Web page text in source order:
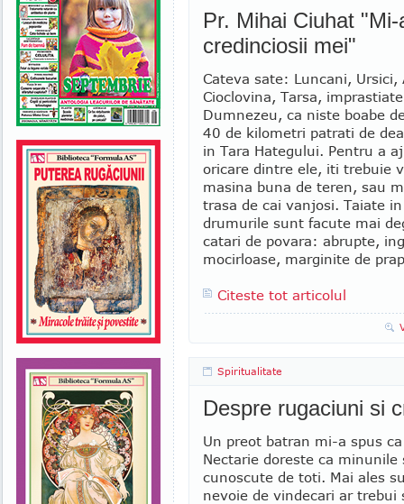
Pr. Mihai Ciuhat
credinciosii mei"
Cateva sate: Luncani, Ursici,
Cioclovina, Tarsa,
Dumnezeu, ca niste boabe
40 de kilometri patrati de
in Tara Hategului. Pentru a
oricare dintre ele, iti trebuie
masina buna de teren, sau
trasa de cai vanjosi. Taiate
drumurile sunt facute mai
catari de povara: abrupte,
mocirloase, marginite de
Citeste tot articolul
Spiritualitate
Despre rugaciuni si
Un preot batran mi-a spus
Nectarie doreste ca minunile
cunoscute de toti. Mai ales
nevoie de vindecari ar trebui